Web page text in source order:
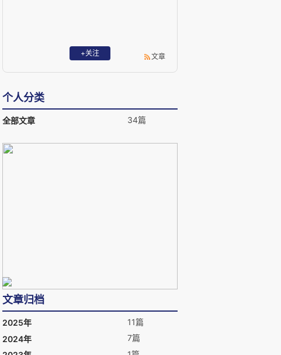
+关注 文章
个人分类
全部文章 34篇
文章归档
2025年
11篇
2024年
7篇